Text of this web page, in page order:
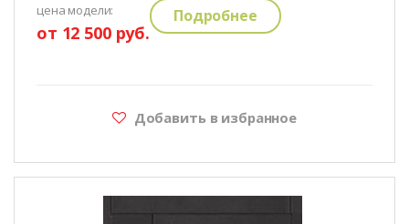
цена модели:
от 12 500 руб.
Подробнее
Добавить в избранное